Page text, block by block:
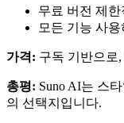
무료 버전 제한
모든 기능 사
가격: 구독 기반으로
총평: Suno AI는 스
의 선택지입니다.